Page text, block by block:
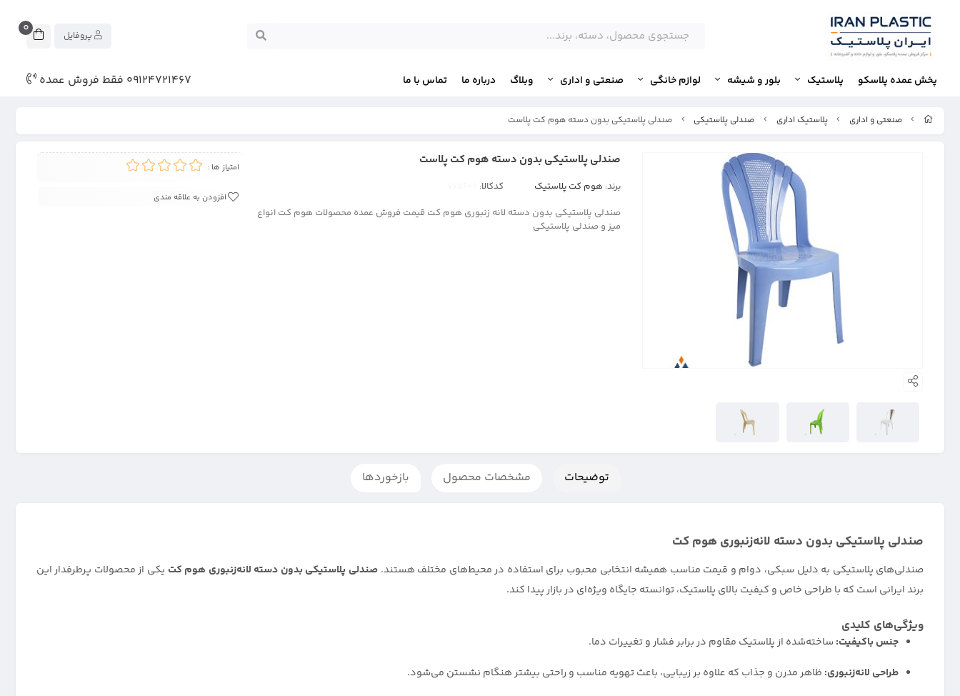
0
پخش عمده پلاسکو پلاستیک بلور و شیشه لوازم خانگی صنعتی و اداری وبلاگ درباره ما تماس با ما 09124721467 فقط فروش عمده
صنعتی و اداری پلاستیک اداری صندلی پلاستیکی صندلی پلاستیکی بدون دسته هوم کت پلاست
صندلی پلاستیکی بدون دسته هوم کت پلاست
برند: هوم کت پلاستیک
کدکالا:
صندلی پلاستیکی بدون دسته لانه زنبوری هوم کت قیمت فروش عمده محصولات هوم کت انواع
میز و صندلی پلاستیکی
امتیاز ها :
افزودن به علاقه مندی
توضیحات مشخصات محصول بازخوردها
صندلی پلاستیکی بدون دسته لانه‌زنبوری هوم کت
صندلی‌های پلاستیکی به دلیل سبکی، دوام و قیمت مناسب همیشه انتخابی محبوب برای استفاده در محیط‌های مختلف هستند. صندلی پلاستیکی بدون دسته لانه‌زنبوری هوم کت یکی از محصولات پرطرفدار این
برند ایرانی است که با طراحی خاص و کیفیت بالای پلاستیک، توانسته جایگاه ویژه‌ای در بازار پیدا کند.
ویژگی‌های کلیدی
جنس باکیفیت:ساخته‌شده از پلاستیک مقاوم در برابر فشار و تغییرات دما.
طراحی لانه‌زنبوری: ظاهر مدرن و جذاب که علاوه بر زیبایی، باعث تهویه مناسب و راحتی بیشتر هنگام نشستن می‌شود.